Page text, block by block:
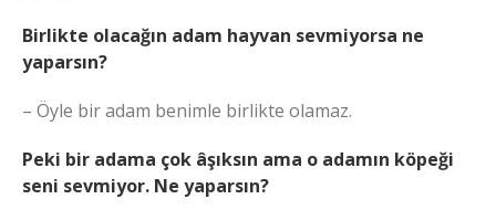
Birlikte olacağın adam hayvan sevmiyorsa ne
yaparsın?
– Öyle bir adam benimle birlikte olamaz.
Peki bir adama çok âşıksın ama o adamın köpeği
seni sevmiyor. Ne yaparsın?